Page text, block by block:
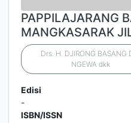
PAPPILAJARANG
MANGKASARAK
Drs. H. DJIRONG BASANG
NGEWA dkk
Edisi
-
ISBN/ISSN